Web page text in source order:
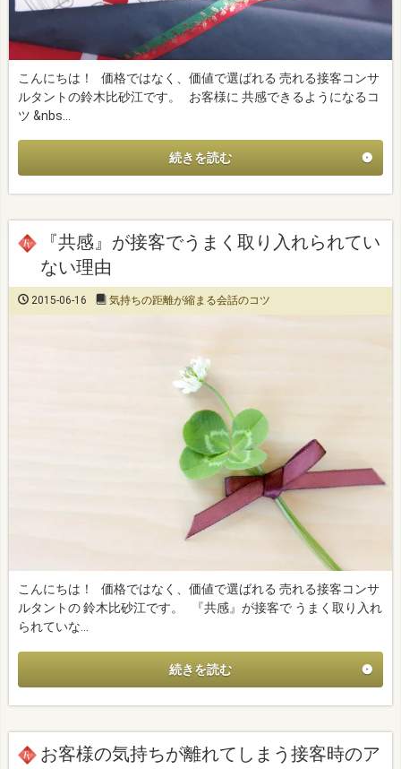
こんにちは！ 価格ではなく、価値で選ばれる 売れる接客コンサ
ルタントの鈴木比砂江です。 お客様に 共感できるようになるコ
ツ &nbs…
続きを読む
『共感』が接客でうまく取り入れられてい
ない理由
2015-06-16 気持ちの距離が縮まる会話のコツ
こんにちは！ 価格ではなく、価値で選ばれる 売れる接客コンサ
ルタントの 鈴木比砂江です。 『共感』が接客で うまく取り入れ
られていな…
続きを読む
お客様の気持ちが離れてしまう接客時のア